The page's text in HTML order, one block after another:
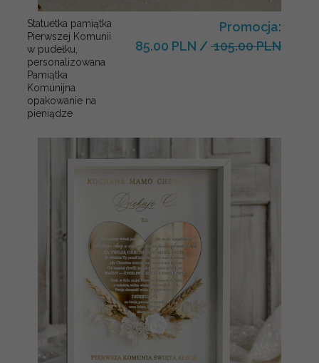
Statuetka pamiątka
Pierwszej Komunii
w pudełku,
personalizowana
Pamiątka
Komunijna
opakowanie na
pieniądze
Promocja:
85.00 PLN / 105.00 PLN